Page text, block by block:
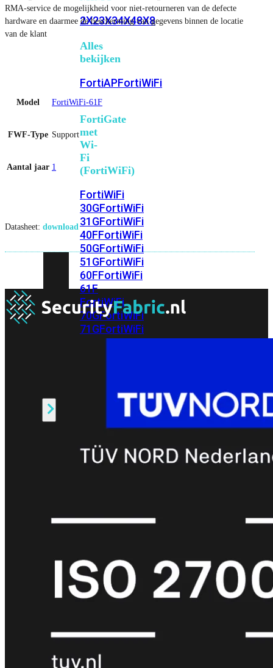
2X23X34X48X8
Alles
bekijken
FortiAPFortiWiFi
FortiGate
met
Wi-
Fi
(FortiWiFi)
FortiWiFi
30GFortiWiFi
31GFortiWiFi
40FFortiWiFi
50GFortiWiFi
51GFortiWiFi
60FFortiWiFi
61F
FortiWiFi
70GFortiWiFi
71GFortiWiFi
FortiWiFi
Licenties
bekijken
FortiCare
Elite
FortiCare
Upgrades
1
RMA-service de mogelijkheid voor niet-retourneren van de defecte
hardware en daarmee de bescherming van gegevens binnen de locatie
van de klant
Model FortiWiFi-61F
FWF-Type Support
Aantal jaar 1
Datasheet: download